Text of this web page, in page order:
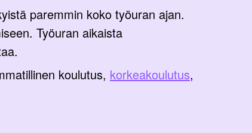
paremmin koko työuran ajan.
Työuran aikaista
koulutus, korkeakoulutus,